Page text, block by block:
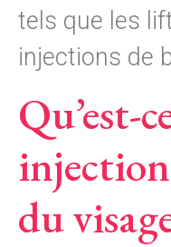
tels que les
injections de
Qu’est-
injection
du